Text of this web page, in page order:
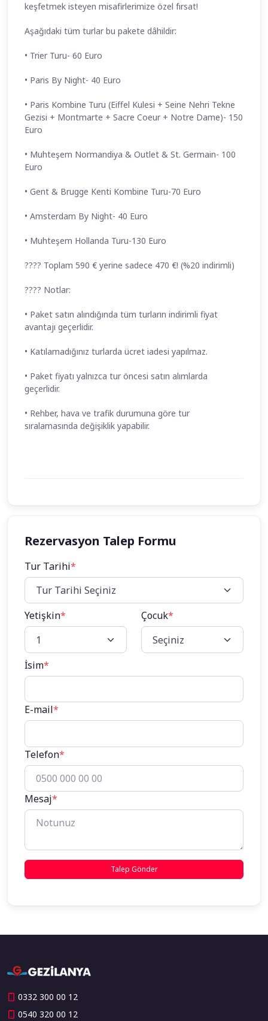
keşfetmek isteyen misafirlerimize özel fırsat!
Aşağıdaki tüm turlar bu pakete dâhildir:
• Trier Turu- 60 Euro
• Paris By Night- 40 Euro
• Paris Kombine Turu (Eiffel Kulesi + Seine Nehri Tekne
Gezisi + Montmarte + Sacre Coeur + Notre Dame)- 150
Euro
• Muhteşem Normandiya & Outlet & St. Germain- 100
Euro
• Gent & Brugge Kenti Kombine Turu-70 Euro
• Amsterdam By Night- 40 Euro
• Muhteşem Hollanda Turu-130 Euro
???? Toplam 590 € yerine sadece 470 €! (%20 indirimli)
???? Notlar:
• Paket satın alındığında tüm turların indirimli fiyat
avantajı geçerlidir.
• Katılamadığınız turlarda ücret iadesi yapılmaz.
• Paket fiyatı yalnızca tur öncesi satın alımlarda
geçerlidir.
• Rehber, hava ve trafik durumuna göre tur
sıralamasında değişiklik yapabilir.
Rezervasyon Talep Formu
Tur Tarihi*
Yetişkin* Çocuk*
İsim*
E-mail*
Telefon*
Mesaj*
0332 300 00 12
0540 320 00 12